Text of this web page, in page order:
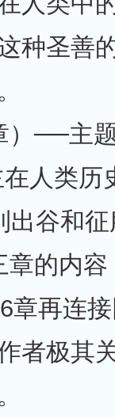
种圣善
）──主
人类历
出谷和
章的内
章再连
者极其